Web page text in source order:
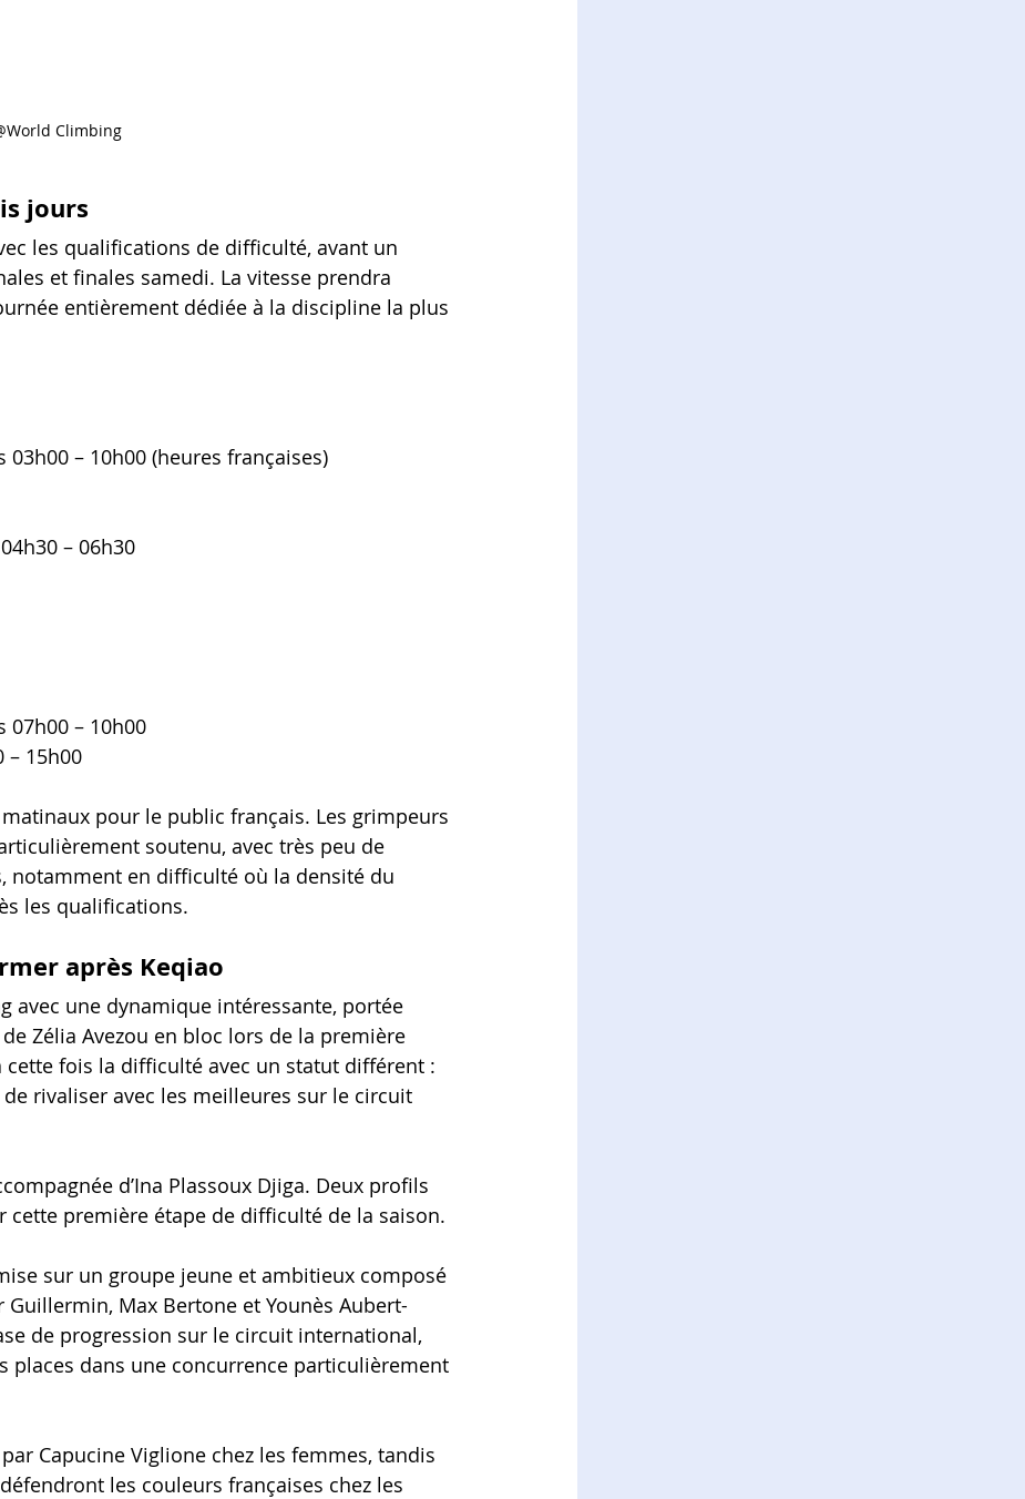
Climbing
jours
les qualifications de difficulté, avant un
et finales samedi. La vitesse prendra
entièrement dédiée à la discipline la plus
– 10h00 (heures françaises)
– 06h30
– 10h00
– 15h00
pour le public français. Les grimpeurs
soutenu, avec très peu de
notamment en difficulté où la densité du
les qualifications.
après Keqiao
avec une dynamique intéressante, portée
Zélia Avezou en bloc lors de la première
cette fois la difficulté avec un statut différent :
rivaliser avec les meilleures sur le circuit
d’Ina Plassoux Djiga. Deux profils
première étape de difficulté de la saison.
sur un groupe jeune et ambitieux composé
Guillermin, Max Bertone et Younès Aubert-
de progression sur le circuit international,
places dans une concurrence particulièrement
Capucine Viglione chez les femmes, tandis
les couleurs françaises chez les